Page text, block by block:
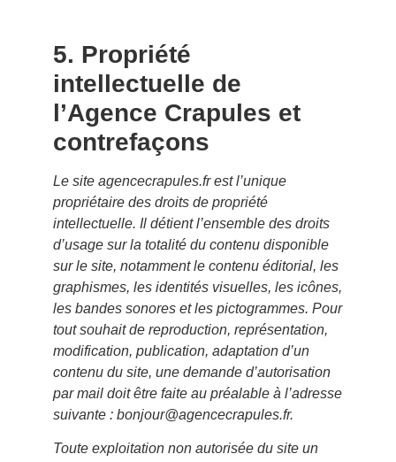
5. Propriété
intellectuelle de
l’Agence Crapules et
contrefaçons
Le site agencecrapules.frest l’unique
propriétaire des droits de propriété
intellectuelle. Il détient l’ensemble des droits
d’usage sur la totalité du contenu disponible
sur le site, notamment le contenu éditorial, les
graphismes, les identités visuelles, les icônes,
les bandes sonores et les pictogrammes. Pour
tout souhait de reproduction, représentation,
modification, publication, adaptation d’un
contenu du site, une demande d’autorisation
par mail doit être faite au préalable à l’adresse
suivante : bonjour@agencecrapules.fr.
Toute exploitation non autorisée du site un